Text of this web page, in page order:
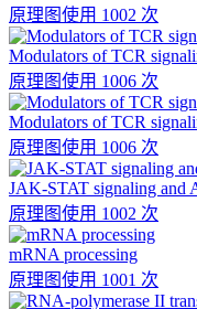
原理图使用 1002 次
Modulators of TCR
原理图使用 1006 次
Modulators of TCR
原理图使用 1006 次
JAK-STAT signaling and
原理图使用 1002 次
mRNA processing
原理图使用 1001 次